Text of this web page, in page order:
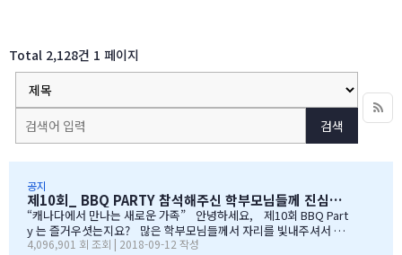
Total 2,128건 1 페이지
검색
공지
제10회_ BBQ PARTY 참석해주신 학부모님들께 진심으로 감사드립니다
“캐나다에서 만나는 새로운 가족” 안녕하세요, 제10회 BBQ Part
y 는 즐거우셧는지요? 많은 학부모님들께서 자리를 빛내주셔서 너
무 감사합니다. 오전에 비가 와서 많이 걱정을 하엿지만, 다행이도
4,096,901 회 조회 | 2018-09-12 작성